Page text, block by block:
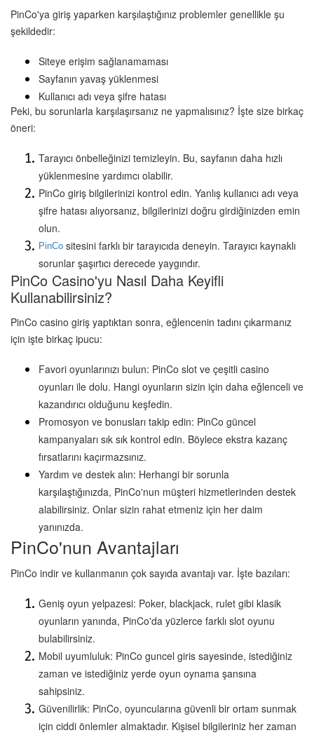
PinCo'ya giriş yaparken karşılaştığınız problemler genellikle şu
şekildedir:
Siteye erişim sağlanamaması
Sayfanın yavaş yüklenmesi
Kullanıcı adı veya şifre hatası
Peki, bu sorunlarla karşılaşırsanız ne yapmalısınız? İşte size birkaç
öneri:
Tarayıcı önbelleğinizi temizleyin. Bu, sayfanın daha hızlı
yüklenmesine yardımcı olabilir.
PinCo giriş bilgilerinizi kontrol edin. Yanlış kullanıcı adı veya
şifre hatası alıyorsanız, bilgilerinizi doğru girdiğinizden emin
olun.
PinCo sitesini farklı bir tarayıcıda deneyin. Tarayıcı kaynaklı
sorunlar şaşırtıcı derecede yaygındır.
PinCo Casino'yu Nasıl Daha Keyifli
Kullanabilirsiniz?
PinCo casino giriş yaptıktan sonra, eğlencenin tadını çıkarmanız
için işte birkaç ipucu:
Favori oyunlarınızı bulun: PinCo slot ve çeşitli casino
oyunları ile dolu. Hangi oyunların sizin için daha eğlenceli ve
kazandırıcı olduğunu keşfedin.
Promosyon ve bonusları takip edin: PinCo güncel
kampanyaları sık sık kontrol edin. Böylece ekstra kazanç
fırsatlarını kaçırmazsınız.
Yardım ve destek alın: Herhangi bir sorunla
karşılaştığınızda, PinCo'nun müşteri hizmetlerinden destek
alabilirsiniz. Onlar sizin rahat etmeniz için her daim
yanınızda.
PinCo'nun Avantajları
PinCo indir ve kullanmanın çok sayıda avantajı var. İşte bazıları:
Geniş oyun yelpazesi: Poker, blackjack, rulet gibi klasik
oyunların yanında, PinCo'da yüzlerce farklı slot oyunu
bulabilirsiniz.
Mobil uyumluluk: PinCo guncel giris sayesinde, istediğiniz
zaman ve istediğiniz yerde oyun oynama şansına
sahipsiniz.
Güvenilirlik: PinCo, oyuncularına güvenli bir ortam sunmak
için ciddi önlemler almaktadır. Kişisel bilgileriniz her zaman